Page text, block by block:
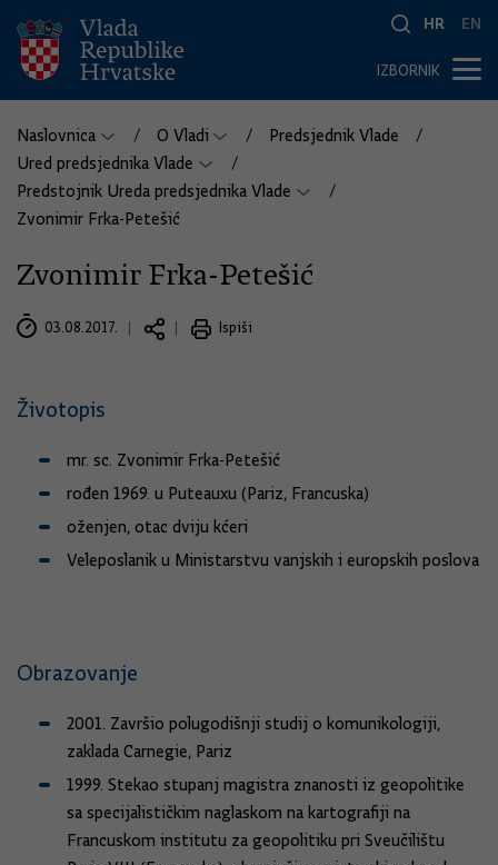
HR EN
IZBORNIK
Naslovnica O Vladi
Predsjednik Vlade
Ured predsjednika Vlade
Predstojnik Ureda predsjednika Vlade
Zvonimir Frka-Petešić
Zvonimir Frka-Petešić
03.08.2017. Ispiši
Životopis
mr. sc. Zvonimir Frka-Petešić
rođen 1969. u Puteauxu (Pariz, Francuska)
oženjen, otac dviju kćeri
Veleposlanik u Ministarstvu vanjskih i europskih poslova
Obrazovanje
2001. Završio polugodišnji studij o komunikologiji,
zaklada Carnegie, Pariz
1999. Stekao stupanj magistra znanosti iz geopolitike
sa specijalističkim naglaskom na kartografiji na
Francuskom institutu za geopolitiku pri Sveučilištu